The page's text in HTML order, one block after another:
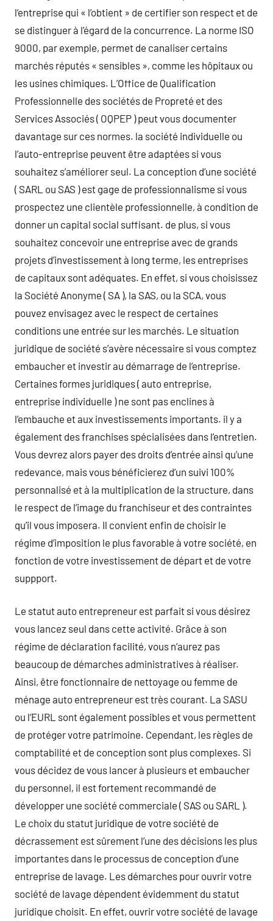
l’entreprise qui « l’obtient » de certifier son respect et de
se distinguer à l’égard de la concurrence. La norme ISO
9000, par exemple, permet de canaliser certains
marchés réputés « sensibles », comme les hôpitaux ou
les usines chimiques. L’Office de Qualification
Professionnelle des sociétés de Propreté et des
Services Associés ( OQPEP ) peut vous documenter
davantage sur ces normes. la société individuelle ou
l’auto-entreprise peuvent être adaptées si vous
souhaitez s’améliorer seul. La conception d’une société
( SARL ou SAS ) est gage de professionnalisme si vous
prospectez une clientèle professionnelle, à condition de
donner un capital social suffisant. de plus, si vous
souhaitez concevoir une entreprise avec de grands
projets d’investissement à long terme, les entreprises
de capitaux sont adéquates. En effet, si vous choisissez
la Société Anonyme ( SA ), la SAS, ou la SCA, vous
pouvez envisagez avec le respect de certaines
conditions une entrée sur les marchés. Le situation
juridique de société s’avère nécessaire si vous comptez
embaucher et investir au démarrage de l’entreprise.
Certaines formes juridiques ( auto entreprise,
entreprise individuelle ) ne sont pas enclines à
l’embauche et aux investissements importants. il y a
également des franchises spécialisées dans l’entretien.
Vous devrez alors payer des droits d’entrée ainsi qu’une
redevance, mais vous bénéficierez d’un suivi 100%
personnalisé et à la multiplication de la structure, dans
le respect de l’image du franchiseur et des contraintes
qu’il vous imposera. Il convient enfin de choisir le
régime d’imposition le plus favorable à votre société, en
fonction de votre investissement de départ et de votre
suppport.
Le statut auto entrepreneur est parfait si vous désirez
vous lancez seul dans cette activité. Grâce à son
régime de déclaration facilité, vous n’aurez pas
beaucoup de démarches administratives à réaliser.
Ainsi, être fonctionnaire de nettoyage ou femme de
ménage auto entrepreneur est très courant. La SASU
ou l’EURL sont également possibles et vous permettent
de protéger votre patrimoine. Cependant, les règles de
comptabilité et de conception sont plus complexes. Si
vous décidez de vous lancer à plusieurs et embaucher
du personnel, il est fortement recommandé de
développer une société commerciale ( SAS ou SARL ).
Le choix du statut juridique de votre société de
décrassement est sûrement l’une des décisions les plus
importantes dans le processus de conception d’une
entreprise de lavage. Les démarches pour ouvrir votre
société de lavage dépendent évidemment du statut
juridique choisit. En effet, ouvrir votre société de lavage